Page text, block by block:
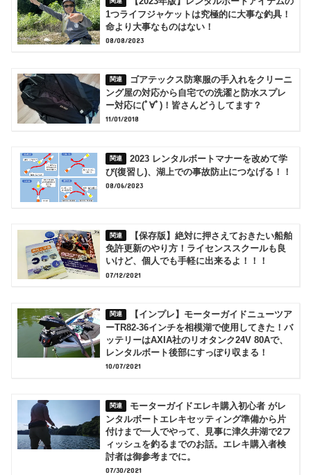
1つライフジャケットは究極的に大事な釣具！
命より大事なものはない！
08/08/2023
ゴアテックス防寒服の手入れをクリーニ
ング屋の対応から自宅での洗濯と防水スプレ
ー対応に(ﾟ∀ﾟ)！皆さんどうしてます？
11/01/2018
2023 レンタルボートマナーを改めて学
び(復習し)、湖上での事故防止につなげる！！
08/06/2023
【保存版】絶対に押さえておきたい船舶
免許更新のやり方！ライセンススクールも良
いけど、個人でも手軽に出来るよ！！！
07/12/2021
【インプレ】モーターガイドニューツア
ーTR82-36インチを相模湖で使用してきた！バ
ッテリーはAXIA社のリオタンク24V 80Aで、
レンタルボート後部にすっぽり収まる！
10/07/2021
モーターガイドエレキ購入初心者 がレ
ンタルボートエレキセッティング準備から片
付けまで一人でやって、見事に津久井湖で2フ
ィッシュを釣るまでのお話。エレキ購入者検
討者は御参考までに。
07/30/2021